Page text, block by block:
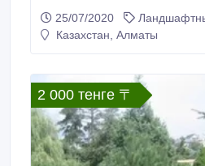
лиственных, фруктовых деревьев и кустарников, с
закрытой корневой системой.
25/07/2020
Казахстан, Алматы
2 000 тенге 〒